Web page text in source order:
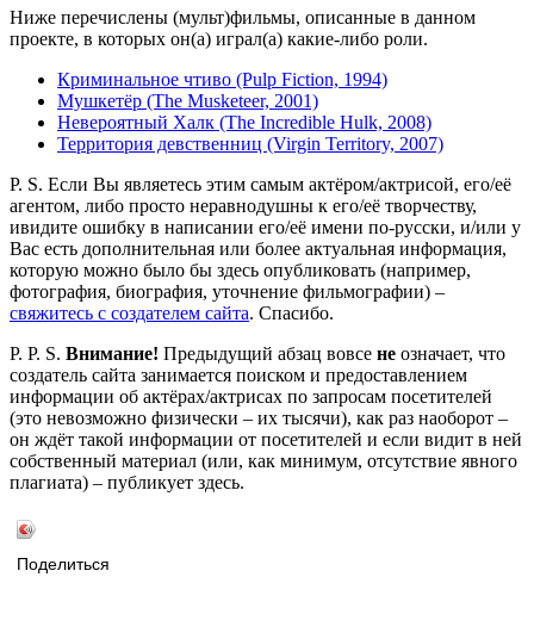
Ниже перечислены (мульт)фильмы, описанные в данном
проекте, в которых он(а) играл(а) какие-либо роли.
Криминальное чтиво (Pulp Fiction, 1994)
Мушкетёр (The Musketeer, 2001)
Невероятный Халк (The Incredible Hulk, 2008)
Территория девственниц (Virgin Territory, 2007)
P. S. Если Вы являетесь этим самым актёром/актрисой, его/её
агентом, либо просто неравнодушны к его/её творчеству,
ивидите ошибку в написании его/её имени по-русски, и/или у
Вас есть дополнительная или более актуальная информация,
которую можно было бы здесь опубликовать (например,
фотография, биография, уточнение фильмографии) –
свяжитесь с создателем сайта. Спасибо.
P. P. S. Внимание! Предыдущий абзац вовсе не означает, что
создатель сайта занимается поиском и предоставлением
информации об актёрах/актрисах по запросам посетителей
(это невозможно физически – их тысячи), как раз наоборот –
он ждёт такой информации от посетителей и если видит в ней
собственный материал (или, как минимум, отсутствие явного
плагиата) – публикует здесь.
Поделиться